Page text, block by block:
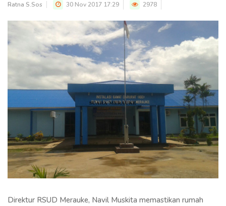
Ratna S.Sos 30 Nov 2017 17:29 2978
Direktur RSUD Merauke, Navil Muskita memastikan rumah